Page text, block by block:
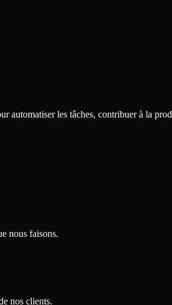
automatiser les tâches, contribuer à la
nous faisons.
nos clients.